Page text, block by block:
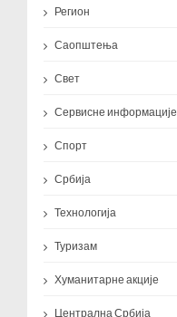
Регион
Саопштења
Свет
Сервисне информације
Спорт
Србија
Технологија
Туризам
Хуманитарне акције
Централна Србија